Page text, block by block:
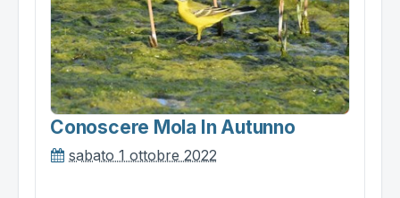
Conoscere Mola In Autunno
sabato 1 ottobre 2022